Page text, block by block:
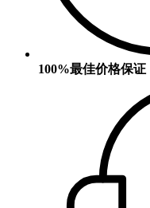
100%最佳价格保证